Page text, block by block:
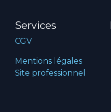
Services
CGV
Mentions légales
Site professionnel